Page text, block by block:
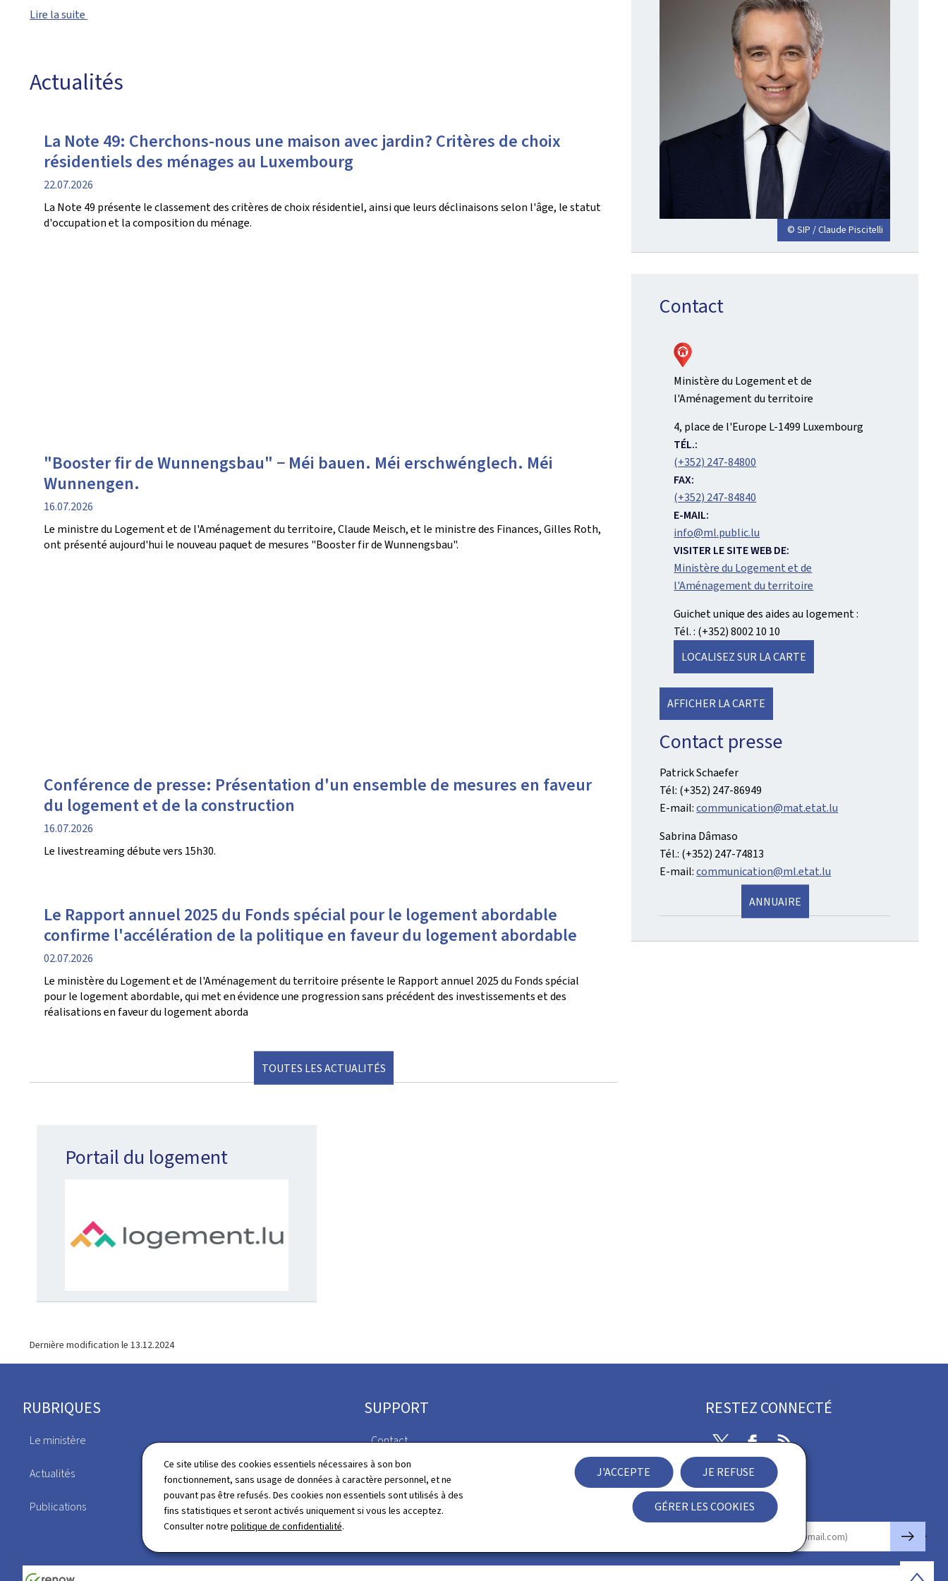
Ce site utilise des cookies essentiels nécessaires à son bon
fonctionnement, sans usage de données à caractère personnel, et ne
pouvant pas être refusés. Des cookies non essentiels sont utilisés à des
fins statistiques et seront activés uniquement si vous les acceptez.
Consulter notre politique de confidentialité.
J'ACCEPTE JE REFUSE
GÉRER LES COOKIES
Lire la suite
Actualités
La Note 49: Cherchons-nous une maison avec jardin? Critères de choix
résidentiels des ménages au Luxembourg
date
de
publication
22.07.2026
La Note 49 présente le classement des critères de choix résidentiel, ainsi que leurs déclinaisons selon l'âge, le statut
d'occupation et la composition du ménage.
"Booster fir de Wunnengsbau" − Méi bauen. Méi erschwénglech. Méi
Wunnengen.
date
de
publication
16.07.2026
Le ministre du Logement et de l'Aménagement du territoire, Claude Meisch, et le ministre des Finances, Gilles Roth,
ont présenté aujourd'hui le nouveau paquet de mesures "Booster fir de Wunnengsbau".
Conférence de presse: Présentation d'un ensemble de mesures en faveur
du logement et de la construction
date
de
publication
16.07.2026
Le livestreaming débute vers 15h30.
Le Rapport annuel 2025 du Fonds spécial pour le logement abordable
confirme l'accélération de la politique en faveur du logement abordable
date
de
publication
02.07.2026
Le ministère du Logement et de l'Aménagement du territoire présente le Rapport annuel 2025 du Fonds spécial
pour le logement abordable, qui met en évidence une progression sans précédent des investissements et des
réalisations en faveur du logement aborda
TOUTES LES ACTUALITÉS
Portail du logement
© SIP / Claude Piscitelli
Contact
Ministère du Logement et de
l'Aménagement du territoire
ADRESSE
:
4, place de l'Europe L-1499 Luxembourg
TÉL.:
(+352) 247-84800
FAX:
(+352) 247-84840
E-MAIL:
info@ml.public.lu
VISITER LE SITE WEB DE:
Ministère du Logement et de
l'Aménagement du territoire
Guichet unique des aides au logement :
Tél. : (+352) 8002 10 10
LOCALISEZ SUR LA CARTE
AFFICHER LA CARTE
Contact presse
Patrick Schaefer
Tél: (+352) 247-86949
E-mail:communication@mat.etat.lu
Sabrina Dâmaso
Tél.: (+352) 247-74813
E-mail:communication@ml.etat.lu
ANNUAIRE
Dernière modification le 13.12.2024
Pied
de
RUBRIQUES
Le ministère
Actualités
Publications
Dossiers
SUPPORT
Contact
Plan du site
À propos du site
Déclaration d'accessibilité
RESTEZ CONNECTÉ
TwitterFacebook
RSS
Newsletter
🡒
Haut